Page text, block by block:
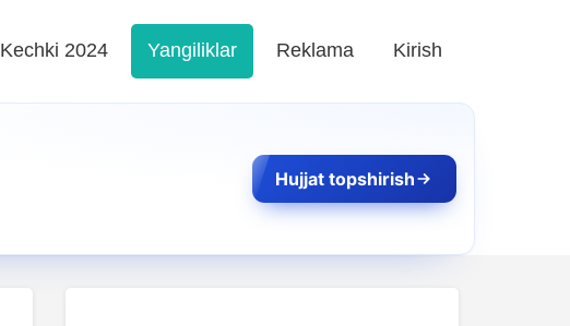
Kechki 2024 Yangiliklar Reklama Kirish
Hujjat topshirish